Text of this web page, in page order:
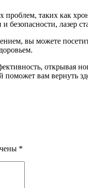
таких как
безопасности, лазер
вы можете
открывая
вам вернуть
*